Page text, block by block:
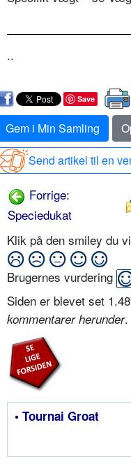
..
Save
Gem i Min Samling
Send artikel til en
Forrige:
Speciedukat
Klik på den smiley du
Brugernes vurdering
Siden er blevet set
kommentarer herunder.
• Tournai Groat